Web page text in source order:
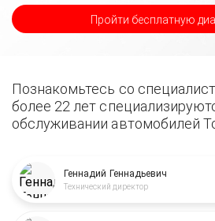
Пройти бесплатную
Познакомьтесь со
более 22 лет
обслуживании автомобилей
Геннадий Геннадьевич
Технический директор